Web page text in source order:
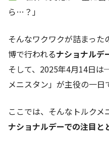
ら…？」
そんなワクワクが詰まった
博で行われるナショナルデ
そして、2025年4月14日
メニスタン」が主役の一日
ここでは、そんなトルクメ
ナショナルデーでの注目と